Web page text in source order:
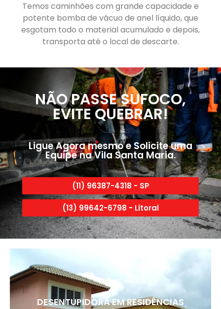
Temos caminhões com grande capacidade e
potente bomba de vácuo de anel líquido, que
esgotam todo o material acumulado e depois,
transporta até o local de descarte.
NÃO PASSE SUFOCO,
EVITE QUEBRAR!
Ligue Agora mesmo e Solicite uma
Equipe na Vila Santa Maria.
(11) 96387-4318 - SP
(13) 99642-6798 - Litoral
DESENTUPIDORA EM RESIDÊNCIAS